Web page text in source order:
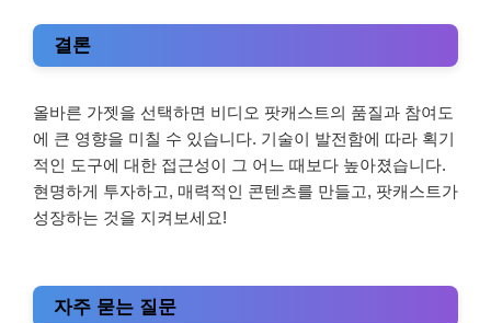
결론
올바른 가젯을 선택하면 비디오 팟캐스트의 품질과 참여도
에 큰 영향을 미칠 수 있습니다. 기술이 발전함에 따라 획기
적인 도구에 대한 접근성이 그 어느 때보다 높아졌습니다.
현명하게 투자하고, 매력적인 콘텐츠를 만들고, 팟캐스트가
성장하는 것을 지켜보세요!
자주 묻는 질문